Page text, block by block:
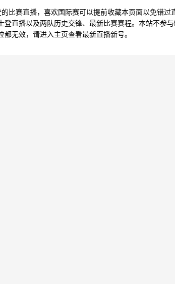
比赛直播，喜欢国际赛可以提前收藏本页面以免错过
直播以及两队历史交锋、最新比赛赛程。本站不参与
无效，请进入主页查看最新直播新号。